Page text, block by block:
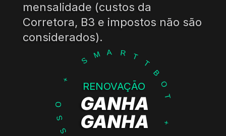
mensalidade (custos da
Corretora, B3 e impostos não são
considerados).
+
S
S
O
+
S
M A R T
T
B
O
T
RENOVAÇÃO
GANHA
GANHA